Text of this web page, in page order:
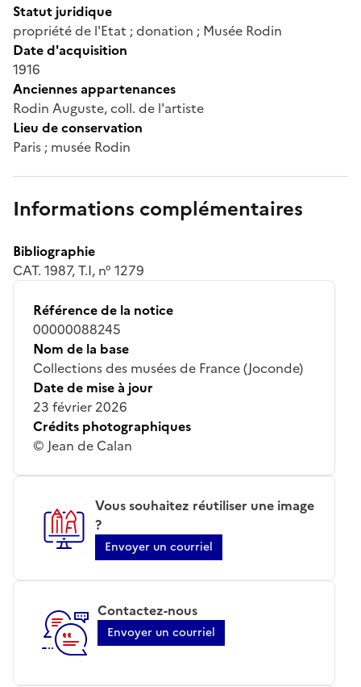
Statut juridique
propriété de l'Etat ; donation ; Musée Rodin
Date d'acquisition
1916
Anciennes appartenances
Rodin Auguste, coll. de l'artiste
Lieu de conservation
Paris ; musée Rodin
Informations complémentaires
Bibliographie
CAT. 1987, T.I, n° 1279
Référence de la notice
00000088245
Nom de la base
Collections des musées de France (Joconde)
Date de mise à jour
23 février 2026
Crédits photographiques
© Jean de Calan
Vous souhaitez réutiliser une image
?
Envoyer un courriel
Contactez-nous
Envoyer un courriel